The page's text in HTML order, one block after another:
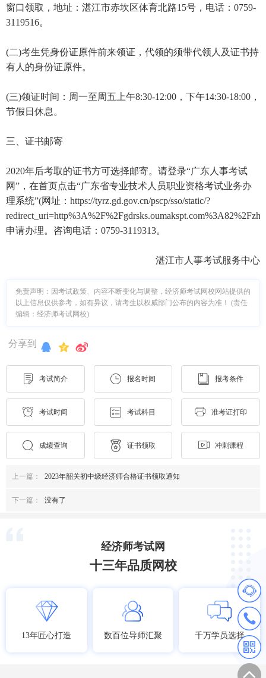
窗口领取，地址：湛江市赤坎区体育北路15号，电话：0759-
3119516。
(二)考生凭身份证原件前来领证，代领的须带代领人及证书持
有人的身份证原件。
(三)领证时间：周一至周五上午8:30-12:00，下午14:30-18:00，
节假日休息。
三、证书邮寄
2020年后考取的证书方可选择邮寄。请登录“广东人事考试
网”，在首页点击“广东省专业技术人员职业资格考试业务办
理系统”(网址：https://tyrz.gd.gov.cn/pscp/sso/static/?
申请办理。咨询电话：0759-3119313。
湛江市人事考试服务中心
免责声明：因考试政策、内容不断变化与调整，经济师考试网校网站提供的
以上信息仅供参考，如有异议，请考生以权威部门公布的内容为准！ (责任
编辑：经济师考试网校)
分享到
考试简介 报名时间 报考条件
考试时间 考试科目 准考证打印
成绩查询 证书领取 冲刺课程
上一篇： 2023年韶关初中级经济师合格证书领取通知
下一篇： 没有了
经济师考试网
十三年品质网校
13年匠心打造 数百位导师汇聚 千万学员选择